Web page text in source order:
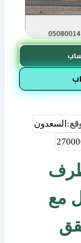
السعدون
طرف
ريال مع